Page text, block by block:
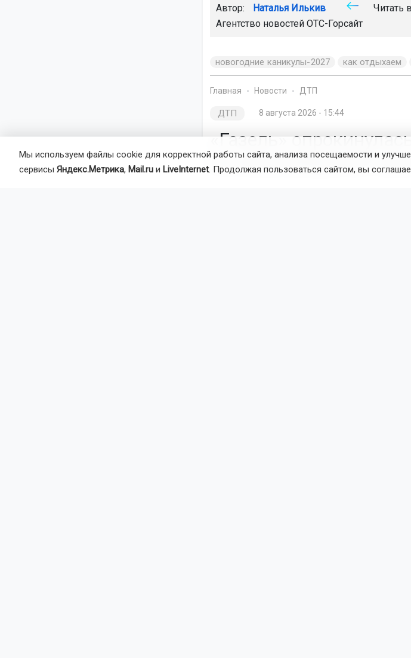
Автор: Наталья Илькив
Читать
Агентство новостей ОТС-Горсайт
новогодние каникулы-2027 как отдыхаем
Главная Новости ДТП
ДТП 8 августа 2026 - 15:44
«Газель»
на новосибирской
Мы используем файлы cookie для корректной работы сайта, анализа посещаемости и
сервисы Яндекс.Метрика, Mail.ru и LiveInternet. Продолжая пользоваться сайтом, вы